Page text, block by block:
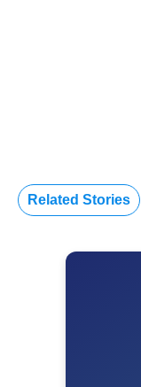
Related Stories